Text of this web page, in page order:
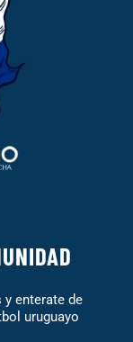
enterate de
uruguayo